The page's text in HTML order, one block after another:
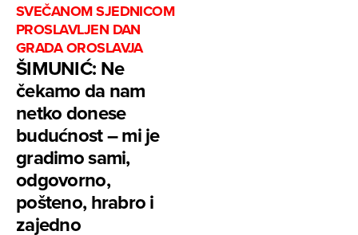
SVEČANOM SJEDNICOM
PROSLAVLJEN DAN
GRADA OROSLAVJA
ŠIMUNIĆ: Ne
čekamo da nam
netko donese
budućnost – mi je
gradimo sami,
odgovorno,
pošteno, hrabro i
zajedno